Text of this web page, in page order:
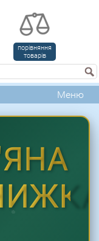
порівняння
товарів
Меню